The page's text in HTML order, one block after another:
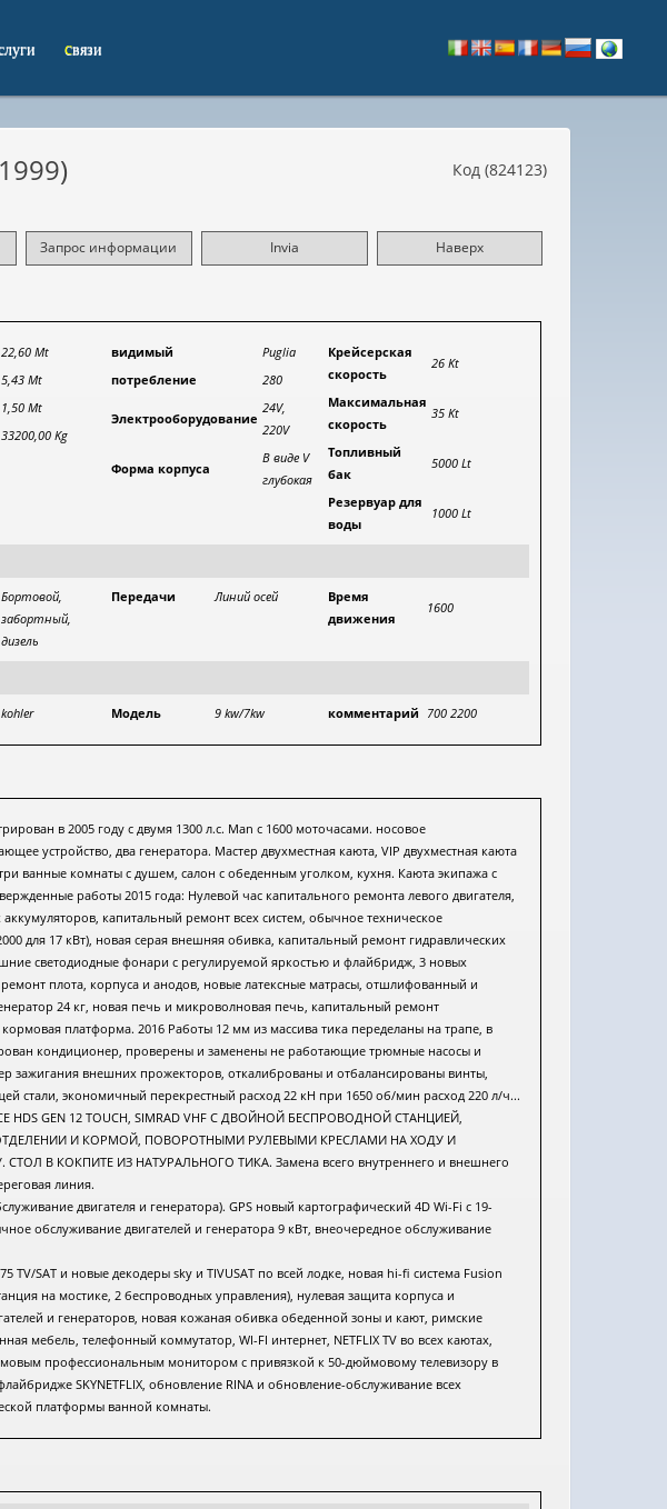
связи
Код (824123)
Запрос информации Invia Наверх
22,60 Mt
5,43 Mt
1,50 Mt
33200,00 Kg
видимый
Puglia
потребление
280
Электрооборудование
24V,
220V
Форма корпуса
В виде V
глубокая
Крейсерская
скорость
26 Kt
Максимальная
скорость
35 Kt
Топливный
бак
5000 Lt
Резервуар для
воды
1000 Lt
Бортовой,
забортный,
дизель
Передачи Линий осей
Время
движения
1600
kohler Модель 9 kw/7kw комментарий 700 2200
в 2005 году с двумя 1300 л.с. Man с 1600 моточасами. носовое
устройство, два генератора. Мастер двухместная каюта, VIP двухместная каюта
ванные комнаты с душем, салон с обеденным уголком, кухня. Каюта экипажа с
работы 2015 года: Нулевой час капитального ремонта левого двигателя,
капитальный ремонт всех систем, обычное техническое
для 17 кВт), новая серая внешняя обивка, капитальный ремонт гидравлических
светодиодные фонари с регулируемой яркостью и флайбридж, 3 новых
плота, корпуса и анодов, новые латексные матрасы, отшлифованный и
24 кг, новая печь и микроволновая печь, капитальный ремонт
платформа. 2016 Работы 12 мм из массива тика переделаны на трапе, в
кондиционер, проверены и заменены не работающие трюмные насосы и
зажигания внешних прожекторов, откалиброваны и отбалансированы винты,
стали, экономичный перекрестный расход 22 кН при 1650 об/мин расход 220 л/ч...
HDS GEN 12 TOUCH, SIMRAD VHF С ДВОЙНОЙ БЕСПРОВОДНОЙ СТАНЦИЕЙ,
И КОРМОЙ, ПОВОРОТНЫМИ РУЛЕВЫМИ КРЕСЛАМИ НА ХОДУ И
В КОКПИТЕ ИЗ НАТУРАЛЬНОГО ТИКА. Замена всего внутреннего и внешнего
линия.
двигателя и генератора). GPS новый картографический 4D Wi-Fi с 19-
обслуживание двигателей и генератора 9 кВт, внеочередное обслуживание
TV/SAT и новые декодеры sky и TIVUSAT по всей лодке, новая hi-fi система Fusion
на мостике, 2 беспроводных управления), нулевая защита корпуса и
и генераторов, новая кожаная обивка обеденной зоны и кают, римские
мебель, телефонный коммутатор, WI-FI интернет, NETFLIX TV во всех каютах,
профессиональным монитором с привязкой к 50-дюймовому телевизору в
SKYNETFLIX, обновление RINA и обновление-обслуживание всех
платформы ванной комнаты.